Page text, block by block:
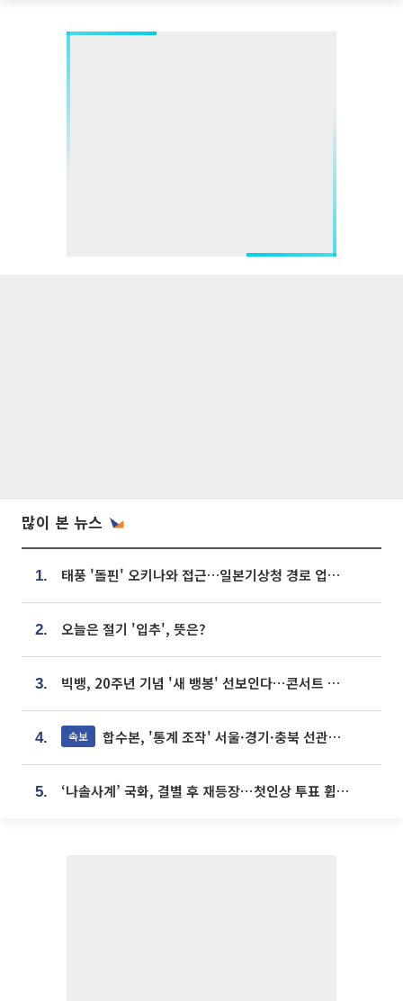
많이 본 뉴스
1. 태풍 '돌핀' 오키나와 접근…일본기상청 경로 업데이트
2. 오늘은 절기 '입추', 뜻은?
3. 빅뱅, 20주년 기념 '새 뱅봉' 선보인다⋯콘서트 앞두고 팝업 개최
4. 속보 합수본, '통계 조작' 서울·경기·충북 선관위 등 추가 압수수색
5. ‘나솔사계’ 국화, 결별 후 재등장⋯첫인상 투표 휩쓸고 ‘인기녀’ 등극